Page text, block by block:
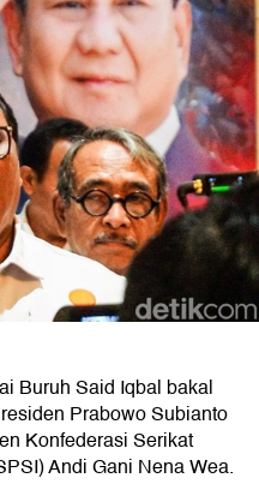
Buruh Said Iqbal bakal
Prabowo Subianto
Konfederasi Serikat
Andi Gani Nena Wea.